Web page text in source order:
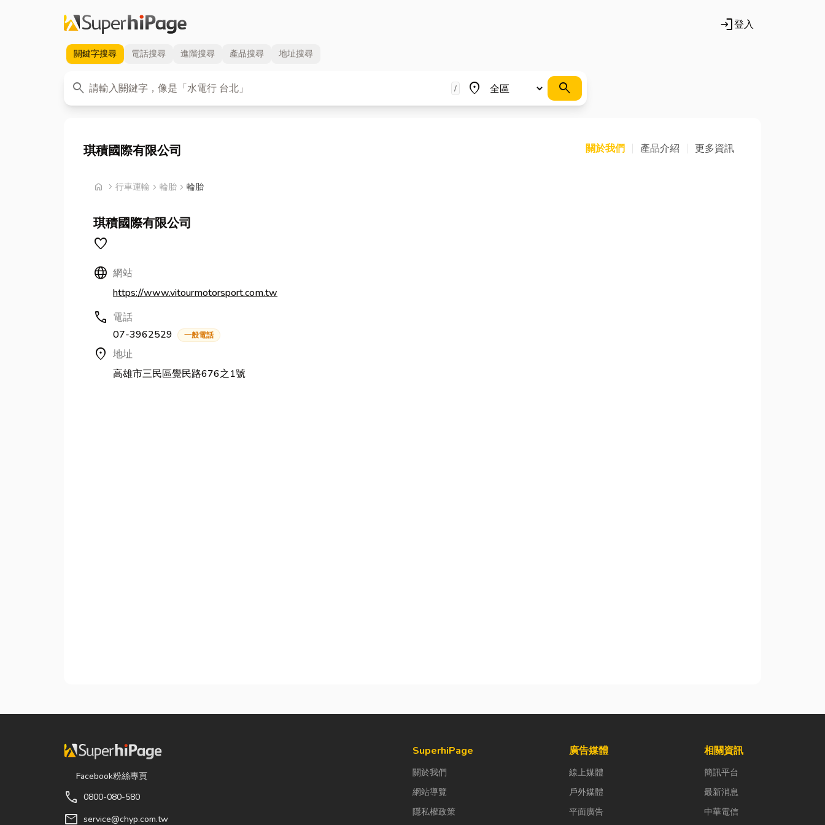
login登入
關鍵字搜尋 電話搜尋 進階搜尋 產品搜尋 地址搜尋
search
關鍵字 / place
地區
search
琪積國際有限公司 關於我們 產品介紹 更多資訊
home chevron_right 首頁
行車運輸 chevron_right 輪胎 chevron_right 輪胎
琪積國際有限公司
favorite
Language 網站
https://www.vitourmotorsport.com.tw
call 電話
07-3962529
一般電話
location_on 地址
高雄市三民區覺民路676之1號
Facebook粉絲專頁
call 0800-080-580
mail service@chyp.com.tw
SuperhiPage
關於我們
網站導覽
隱私權政策
廣告媒體
線上媒體
戶外媒體
平面廣告
相關資訊
簡訊平台
最新消息
中華電信